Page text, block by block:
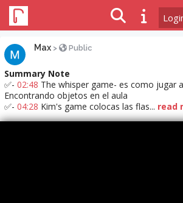
Max > Public
Summary Note
✅- 02:48 The whisper game- es como jugar
Encontrando objetos en el aula
✅- 04:28 Kim's game colocas las flas... read